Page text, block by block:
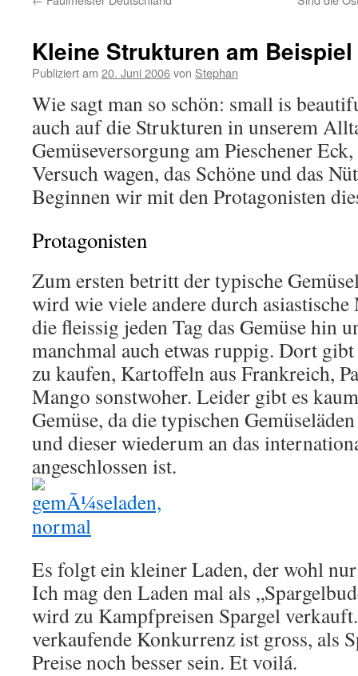
Kleine Strukturen am Beispiel
Publiziert am 20. Juni 2006von Stephan
Wie sagt man so schön: small is
auch auf die Strukturen in unserem
Gemüseversorgung am Pieschener
Versuch wagen, das Schöne und das
Beginnen wir mit den Protagonisten
Protagonisten
Zum ersten betritt der typische
wird wie viele andere durch
die fleissig jeden Tag das Gemüse hin
manchmal auch etwas ruppig. Dort
zu kaufen, Kartoffeln aus Frankreich,
Mango sonstwoher. Leider gibt es
Gemüse, da die typischen
und dieser wiederum an das
angeschlossen ist.
Es folgt ein kleiner Laden, der wohl
Ich mag den Laden mal als
wird zu Kampfpreisen Spargel
verkaufende Konkurrenz ist gross, als
Preise noch besser sein. Et voilá.